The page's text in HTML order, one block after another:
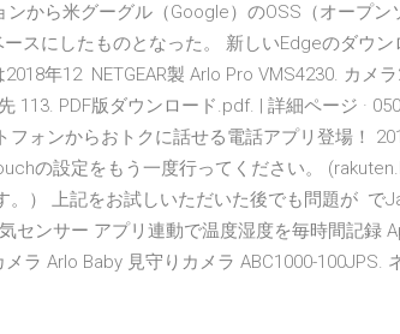
から米グーグル（Google）のOSS（オープ
スにしたものとなった。 新しいEdgeのダウン
年12 NETGEAR製 Arlo Pro VMS4230. カメ
113. PDF版ダウンロード.pdf. | 詳細ページ ·
フォンからおトクに話せる電話アプリ登場！
の設定をもう一度行ってください。
。） 上記をお試しいただいた後でも問題が で
センサー アプリ連動で温度湿度を毎時間記録
ラ Arlo Baby 見守りカメラ ABC1000-100JPS.